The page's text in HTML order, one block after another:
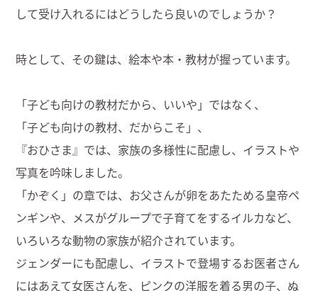
して受け入れるにはどうしたら良いのでしょうか？
時として、その鍵は、絵本や本・教材が握っています。
「子ども向けの教材だから、いいや」ではなく、
「子ども向けの教材、だからこそ」、
『おひさま』では、家族の多様性に配慮し、イラストや
写真を吟味しました。
「かぞく」の章では、お父さんが卵をあたためる皇帝ペ
ンギンや、
メスがグループで子育てをするイルカなど、
いろいろな動物の家族が紹介されています。
ジェンダーにも配慮し、イラストで登場するお医者さん
にはあえて女医さんを、ピンクの洋服を着る男の子、ぬ